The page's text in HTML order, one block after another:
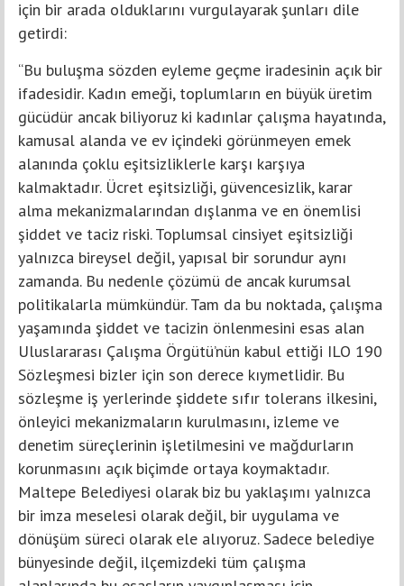
için bir arada olduklarını vurgulayarak şunları dile
getirdi:
“Bu buluşma sözden eyleme geçme iradesinin açık bir
ifadesidir. Kadın emeği, toplumların en büyük üretim
gücüdür ancak biliyoruz ki kadınlar çalışma hayatında,
kamusal alanda ve ev içindeki görünmeyen emek
alanında çoklu eşitsizliklerle karşı karşıya
kalmaktadır. Ücret eşitsizliği, güvencesizlik, karar
alma mekanizmalarından dışlanma ve en önemlisi
şiddet ve taciz riski. Toplumsal cinsiyet eşitsizliği
yalnızca bireysel değil, yapısal bir sorundur aynı
zamanda. Bu nedenle çözümü de ancak kurumsal
politikalarla mümkündür. Tam da bu noktada, çalışma
yaşamında şiddet ve tacizin önlenmesini esas alan
Uluslararası Çalışma Örgütü’nün kabul ettiği ILO 190
Sözleşmesi bizler için son derece kıymetlidir. Bu
sözleşme iş yerlerinde şiddete sıfır tolerans ilkesini,
önleyici mekanizmaların kurulmasını, izleme ve
denetim süreçlerinin işletilmesini ve mağdurların
korunmasını açık biçimde ortaya koymaktadır.
Maltepe Belediyesi olarak biz bu yaklaşımı yalnızca
bir imza meselesi olarak değil, bir uygulama ve
dönüşüm süreci olarak ele alıyoruz. Sadece belediye
bünyesinde değil, ilçemizdeki tüm çalışma